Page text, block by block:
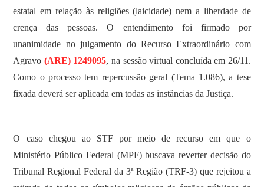
estatal em relação às religiões (laicidade) nem a liberdade de
crença das pessoas. O entendimento foi firmado por
unanimidade no julgamento do Recurso Extraordinário com
Agravo (ARE) 1249095, na sessão virtual concluída em 26/11.
Como o processo tem repercussão geral (Tema 1.086), a tese
fixada deverá ser aplicada em todas as instâncias da Justiça.
O caso chegou ao STF por meio de recurso em que o
Ministério Público Federal (MPF) buscava reverter decisão do
Tribunal Regional Federal da 3ª Região (TRF-3) que rejeitou a